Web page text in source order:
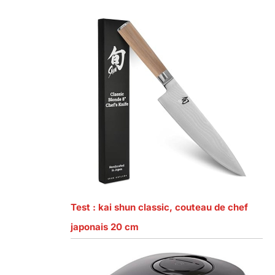
Test : kai shun classic, couteau de chef
japonais 20 cm